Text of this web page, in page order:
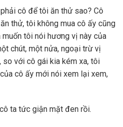
cô để tôi ăn thử sao? Cô
thử, tôi không mua cô ấy cũng
tôi nói hương vị này của
chút, một nửa, ngoại trừ vị
với cô gái kia kém xa, tôi
cô ấy mới nói xem lại xem,
ta tức giận mặt đen rồi.